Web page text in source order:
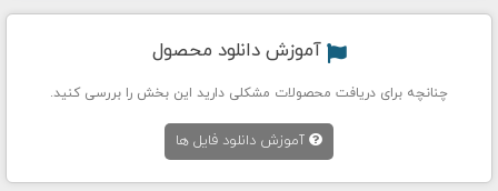
آموزش دانلود محصول
چنانچه برای دریافت محصولات مشکلی دارید این بخش را بررسی کنید.
آموزش دانلود فایل ها